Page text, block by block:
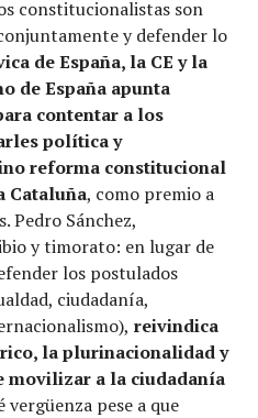
constitucionalistas son
y defender lo
de España, la CE y la
de España apunta
contentar a los
política y
reforma constitucional
Cataluña, como premio a
Pedro Sánchez,
y timorato: en lugar de
los postulados
ciudadanía,
reivindica
la plurinacionalidad y
movilizar a la ciudadanía
vergüenza pese a que